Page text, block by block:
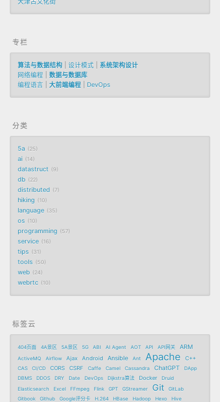
专栏
算法与数据结构 设计模式
系统架构设计
网络编程
数据与数据库
编程语言
大前端编程 DevOps
分类
5a 25
ai 14
datastruct 9
db 22
distributed 7
hiking 10
language 35
os 10
programming 57
service 16
tips 31
tools 50
web 24
webrtc 10
标签云
404页面 4A景区 5A景区 5G ABI AI Agent AOT API API网关 ARM
ActiveMQ Airflow Ajax Android Ansible Ant Apache C++
CAS CI/CD CORS CSRF Caffe Camel Cassandra ChatGPT
DApp
DBMS
DDOS DRY Date DevOps Dijkstra算法 Docker
Druid
Elasticsearch
Excel FFmpeg Flink GPT GStreamer Git
GitLab
Gitbook
Github Google评分卡 H.264 HBase Hadoop Hexo
Hive